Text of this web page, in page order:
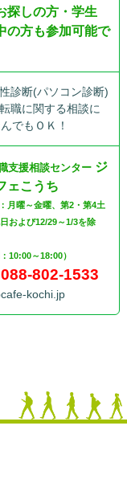
探しの方・学生
の方も参加可能で
診断(パソコン診断)
職に関する相談に
でもＯＫ！
支援相談センター ジ
ェこうち
月曜～金曜、第2・第4土
よび12/29～1/3を除
10:00～18:00）
088-802-1533
kochi.jp